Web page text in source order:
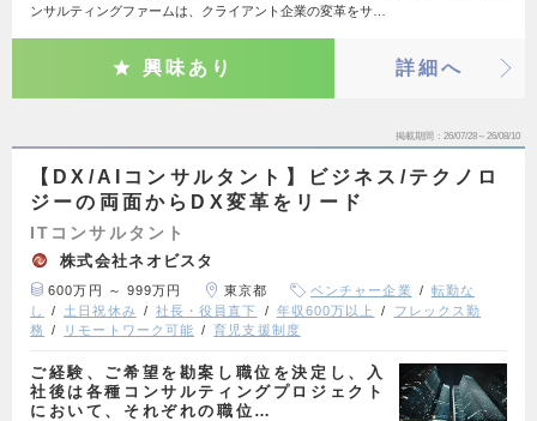
ンサルティングファームは、クライアント企業の変革をサ…
興味あり 詳細へ
掲載期間 26/07/28～26/08/10
【DX/AIコンサルタント】ビジネス/テクノロ
ジーの両面からDX変革をリード
ITコンサルタント
株式会社ネオビスタ
600万円 ～ 999万円 東京都 ベンチャー企業
転勤な
し
土日祝休み 社長・役員直下 年収600万以上
フレックス勤
務
リモートワーク可能 育児支援制度
ご経験、ご希望を勘案し職位を決定し、入
社後は各種コンサルティングプロジェクト
において、それぞれの職位…